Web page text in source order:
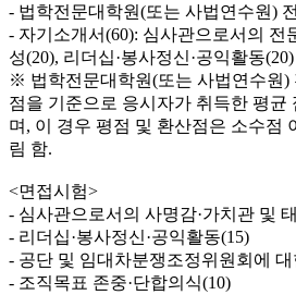
- 법학전문대학원(또는 사법연수원)
- 자기소개서(60): 심사관으로서의 전
성(20), 리더십·봉사정신·공익활동(20)
※ 법학전문대학원(또는 사법연수원)
점을 기준으로 응시자가 취득한 평균
며, 이 경우 평점 및 환산점은 소수점
림 함.
<면접시험>
- 심사관으로서의 사명감·가치관 및
- 리더십·봉사정신·공익활동(15)
- 공단 및 임대차분쟁조정위원회에 대
- 조직목표 존중·단합의식(10)